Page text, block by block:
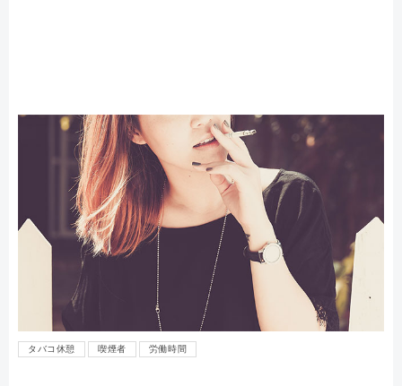
タバコ休憩 喫煙者 労働時間